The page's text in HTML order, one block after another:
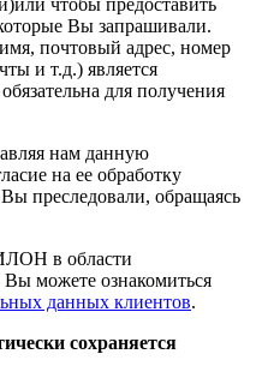
чтобы предоставить
Вы запрашивали.
почтовый адрес, номер
и т.д.) является
для получения
нам данную
на ее обработку
преследовали, обращаясь
в области
можете ознакомиться
данных клиентов.
сохраняется